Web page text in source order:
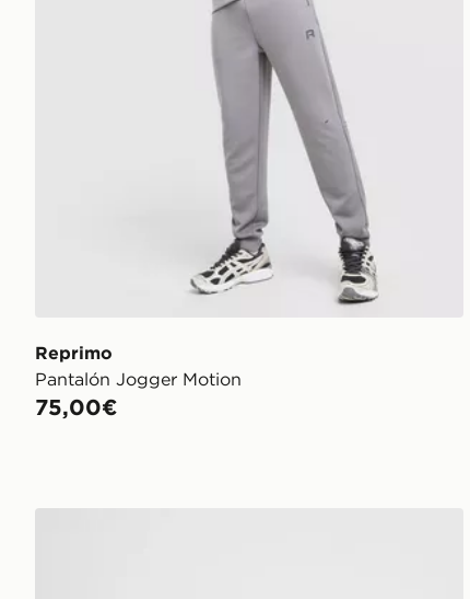
Reprimo
Pantalón Jogger Motion
75,00€